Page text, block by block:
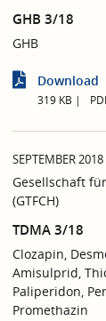
GHB 3/18
GHB
Download
319 KB
SEPTEMBER 2018
Gesellschaft
(GTFCH)
TDMA 3/18
Clozapin,
Amisulprid,
Paliperidon,
Promethazin